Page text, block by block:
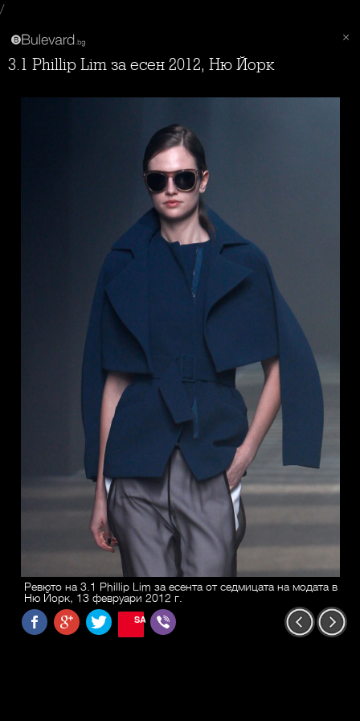
/
3.1 Phillip Lim за есен 2012, Ню Йорк
Ревюто на 3.1 Phillip Lim за есента от седмицата на модата в
Ню Йорк, 13 февруари 2012 г.
SAVE